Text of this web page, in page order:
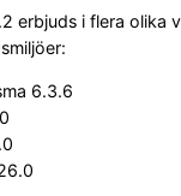
erbjuds i flera olika
6.3.6